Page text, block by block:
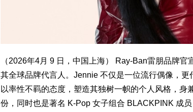
（2026年4月 9 日，中国上海） Ray-Ban雷朋品牌
其全球品牌代言人。Jennie 不仅是一位流行偶像，
以率性不羁的态度，塑造其独树一帜的个人风格，身
份，同时也是著名 K-Pop 女子组合 BLACKPINK 成